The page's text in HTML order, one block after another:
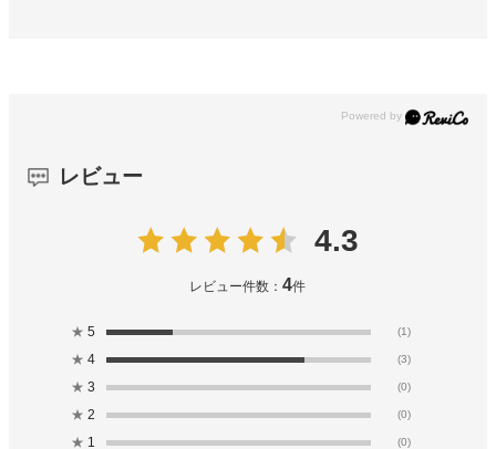
レビュー
4.3
レビュー件数：4件
★ 5 (1)
★ 4 (3)
★ 3 (0)
★ 2 (0)
★ 1 (0)